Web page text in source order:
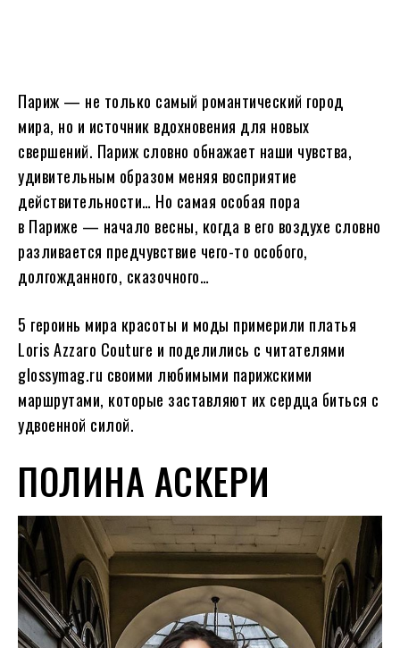
Париж — не только самый романтический город
мира, но и источник вдохновения для новых
свершений. Париж словно обнажает наши чувства,
удивительным образом меняя восприятие
действительности… Но самая особая пора
в Париже — начало весны, когда в его воздухе словно
разливается предчувствие чего-то особого,
долгожданного, сказочного…
5 героинь мира красоты и моды примерили платья
Loris Azzaro Couture и поделились с читателями
glossymag.ru своими любимыми парижскими
маршрутами, которые заставляют их сердца биться с
удвоенной силой.
ПОЛИНА АСКЕРИ